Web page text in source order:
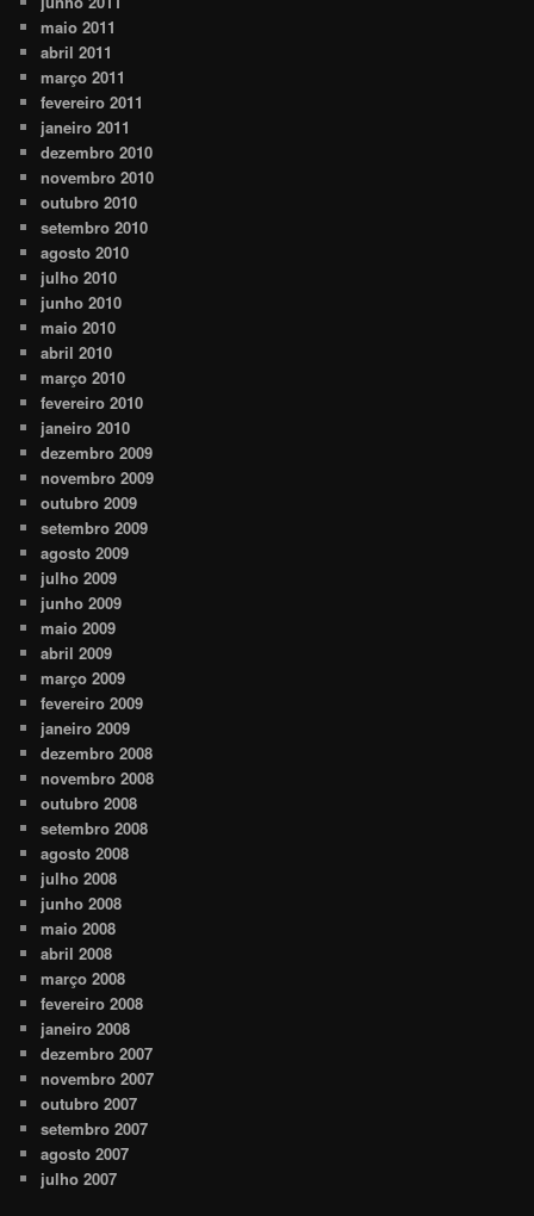
maio 2011
abril 2011
março 2011
fevereiro 2011
janeiro 2011
dezembro 2010
novembro 2010
outubro 2010
setembro 2010
agosto 2010
julho 2010
junho 2010
maio 2010
abril 2010
março 2010
fevereiro 2010
janeiro 2010
dezembro 2009
novembro 2009
outubro 2009
setembro 2009
agosto 2009
julho 2009
junho 2009
maio 2009
abril 2009
março 2009
fevereiro 2009
janeiro 2009
dezembro 2008
novembro 2008
outubro 2008
setembro 2008
agosto 2008
julho 2008
junho 2008
maio 2008
abril 2008
março 2008
fevereiro 2008
janeiro 2008
dezembro 2007
novembro 2007
outubro 2007
setembro 2007
agosto 2007
julho 2007